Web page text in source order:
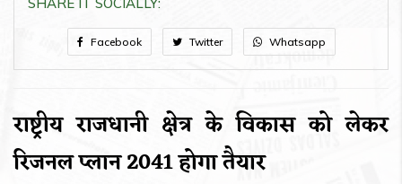
Facebook Twitter Whatsapp
राष्ट्रीय राजधानी क्षेत्र के विकास को लेकर
रिजनल प्लान 2041 होगा तैयार